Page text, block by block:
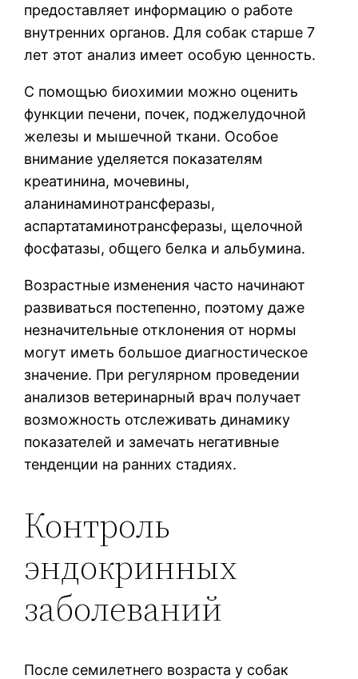
предоставляет информацию о работе
внутренних органов. Для собак старше 7
лет этот анализ имеет особую ценность.
С помощью биохимии можно оценить
функции печени, почек, поджелудочной
железы и мышечной ткани. Особое
внимание уделяется показателям
креатинина, мочевины,
аланинаминотрансферазы,
аспартатаминотрансферазы, щелочной
фосфатазы, общего белка и альбумина.
Возрастные изменения часто начинают
развиваться постепенно, поэтому даже
незначительные отклонения от нормы
могут иметь большое диагностическое
значение. При регулярном проведении
анализов ветеринарный врач получает
возможность отслеживать динамику
показателей и замечать негативные
тенденции на ранних стадиях.
Контроль
эндокринных
заболеваний
После семилетнего возраста у собак